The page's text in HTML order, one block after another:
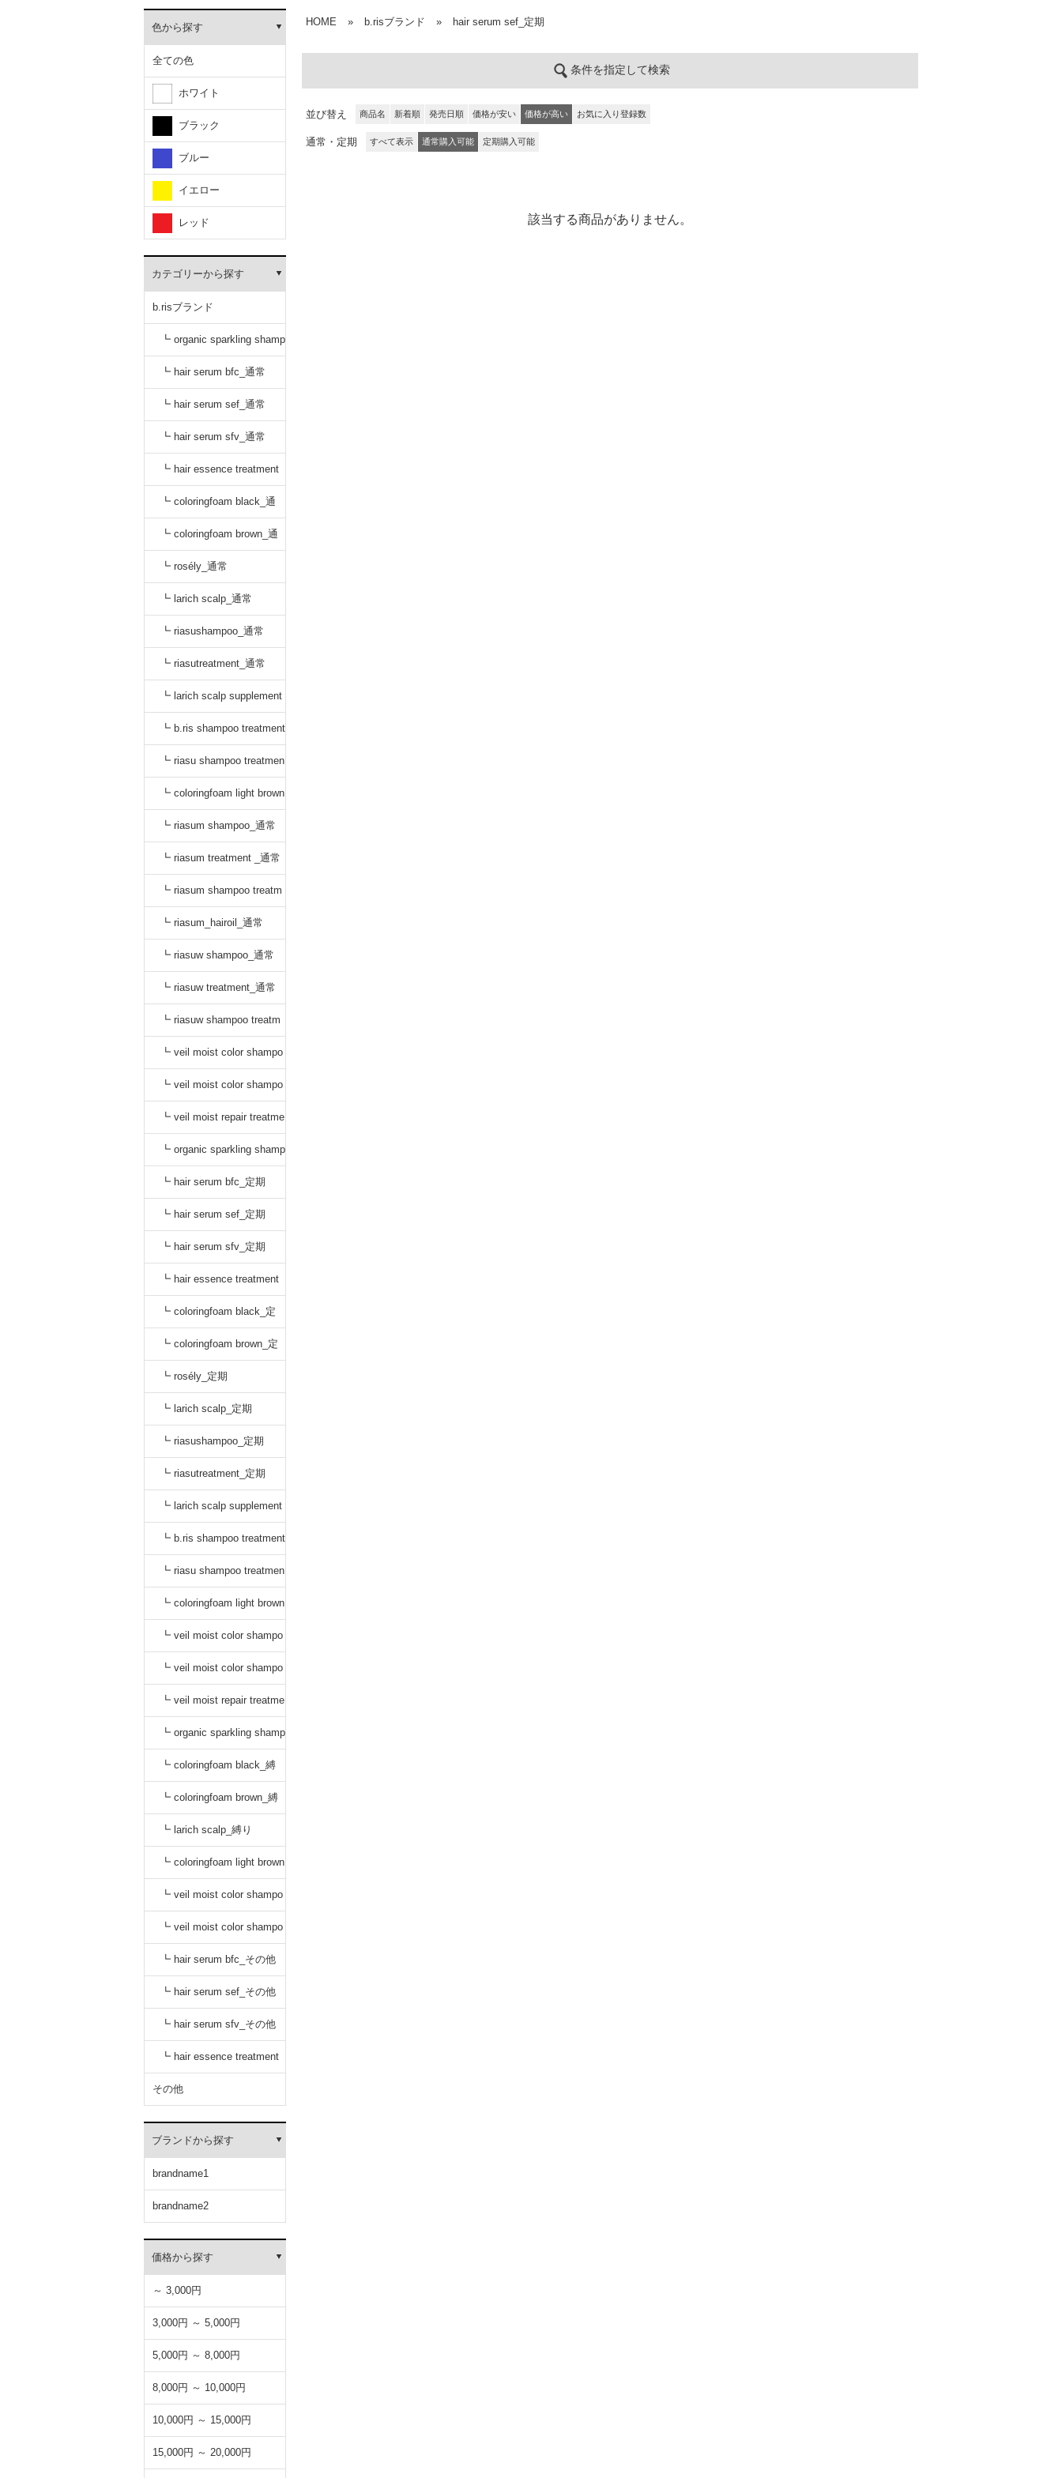
色から探す
全ての色
ホワイト
ブラック
ブルー
イエロー
レッド
カテゴリーから探す
b.risブランド
┗ organic sparkling shamp
oo_通常
┗ hair serum bfc_通常
┗ hair serum sef_通常
┗ hair serum sfv_通常
┗ hair essence treatment
dr_通常
┗ coloringfoam black_通
常
┗ coloringfoam brown_通
常
┗ rosély_通常
┗ larich scalp_通常
┗ riasushampoo_通常
┗ riasutreatment_通常
┗ larich scalp supplement
_通常
┗ b.ris shampoo treatment
セット_通常
┗ riasu shampoo treatmen
t セット_通常
┗ coloringfoam light brown
_通常
┗ riasum shampoo_通常
┗ riasum treatment _通常
┗ riasum shampoo treatm
ent セット_通常
┗ riasum_hairoil_通常
┗ riasuw shampoo_通常
┗ riasuw treatment_通常
┗ riasuw shampoo treatm
ent セット_通常
┗ veil moist color shampo
o black_通常
┗ veil moist color shampo
o dark brown_通常
┗ veil moist repair treatme
nt_通常
┗ organic sparkling shamp
oo_定期
┗ hair serum bfc_定期
┗ hair serum sef_定期
┗ hair serum sfv_定期
┗ hair essence treatment
dr_定期
┗ coloringfoam black_定
期
┗ coloringfoam brown_定
期
┗ rosély_定期
┗ larich scalp_定期
┗ riasushampoo_定期
┗ riasutreatment_定期
┗ larich scalp supplement
_定期
┗ b.ris shampoo treatment
セット_定期
┗ riasu shampoo treatmen
t セット_定期
┗ coloringfoam light brown
_定期
┗ veil moist color shampo
o black_定期
┗ veil moist color shampo
o dark brown_定期
┗ veil moist repair treatme
nt_定期
┗ organic sparkling shamp
oo_縛り
┗ coloringfoam black_縛
り
┗ coloringfoam brown_縛
り
┗ larich scalp_縛り
┗ coloringfoam light brown
_縛り
┗ veil moist color shampo
o black_縛り
┗ veil moist color shampo
o dark brown_縛り
┗ hair serum bfc_その他
┗ hair serum sef_その他
┗ hair serum sfv_その他
┗ hair essence treatment
dr_その他
その他
ブランドから探す
brandname1
brandname2
価格から探す
～ 3,000円
3,000円 ～ 5,000円
5,000円 ～ 8,000円
8,000円 ～ 10,000円
10,000円 ～ 15,000円
15,000円 ～ 20,000円
HOME » b.risブランド » hair serum sef_定期
条件を指定して検索
並び替え 商品名 新着順 発売日順 価格が安い 価格が高い お気に入り登録数
通常・定期 すべて表示 通常購入可能 定期購入可能
該当する商品がありません。